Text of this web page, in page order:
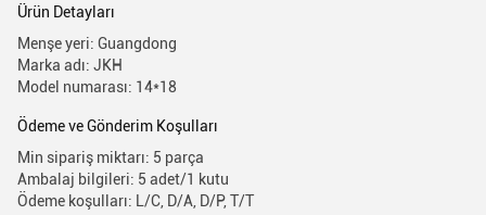
Ürün Detayları
Menşe yeri: Guangdong
Marka adı: JKH
Model numarası: 14*18
Ödeme ve Gönderim Koşulları
Min sipariş miktarı: 5 parça
Ambalaj bilgileri: 5 adet/1 kutu
Ödeme koşulları: L/C, D/A, D/P, T/T